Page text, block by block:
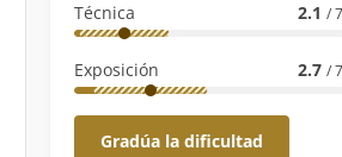
Técnica 2.1 / 7
Exposición 2.7 / 7
Gradúa la dificultad